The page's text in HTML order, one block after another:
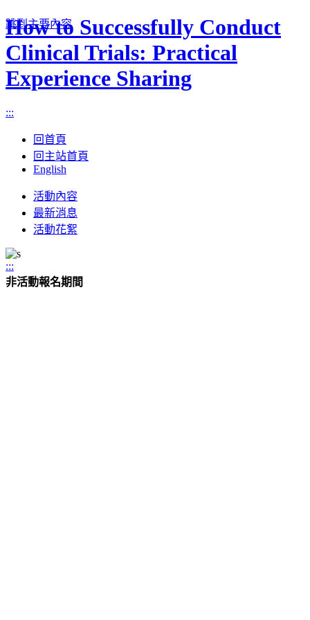
跳到主要內容
How to Successfully Conduct
Clinical Trials: Practical
Experience Sharing
:::
回首頁
回主站首頁
English
Toggle
navigation
活動內容
最新消息
活動花絮
:::
非活動報名期間